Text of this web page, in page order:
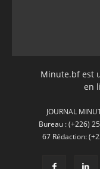
Minute.bf est
en
JOURNAL
Bureau : (+226)
67 Rédaction: